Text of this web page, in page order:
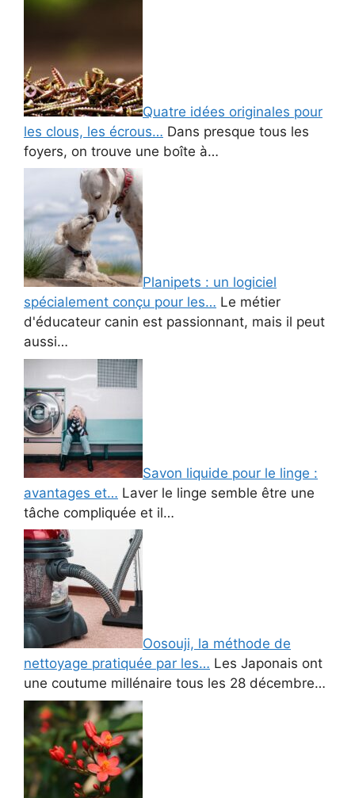
Quatre idées originales pour
les clous, les écrous… Dans presque tous les
foyers, on trouve une boîte à…
Planipets : un logiciel
spécialement conçu pour les… Le métier
d'éducateur canin est passionnant, mais il peut
aussi…
Savon liquide pour le linge :
avantages et… Laver le linge semble être une
tâche compliquée et il…
Oosouji, la méthode de
nettoyage pratiquée par les… Les Japonais ont
une coutume millénaire tous les 28 décembre…